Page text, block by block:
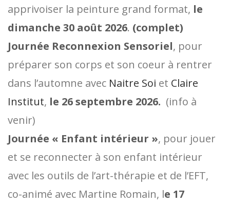
apprivoiser la peinture grand format, le
dimanche 30 août 2026. (complet)
Journée Reconnexion Sensoriel, pour
préparer son corps et son coeur à rentrer
dans l’automne avec Naitre Soi et Claire
Institut, le 26 septembre 2026. (info à
venir)
Journée « Enfant intérieur », pour jouer
et se reconnecter à son enfant intérieur
avec les outils de l’art-thérapie et de l’EFT,
co-animé avec Martine Romain, le 17